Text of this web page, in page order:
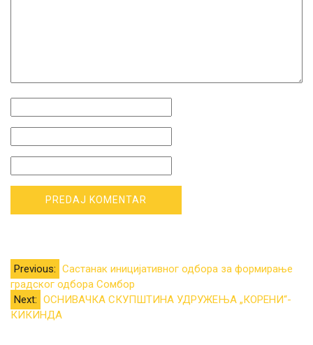
Kretanje
članka
Previous: Састанак иницијативног одбора за формирање
градског одбора Сомбор
Next: ОСНИВАЧКА СКУПШТИНА УДРУЖЕЊА „КОРЕНИ“-
КИКИНДА